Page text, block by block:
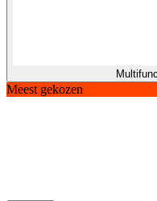
Meest gekozen